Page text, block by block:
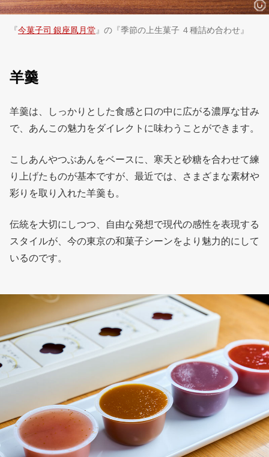
『今菓子司 銀座凮月堂』の『季節の上生菓子 ４種詰め合わせ』
羊羹
羊羹は、しっかりとした食感と口の中に広がる濃厚な甘み
で、あんこの魅力をダイレクトに味わうことができます。
こしあんやつぶあんをベースに、寒天と砂糖を合わせて練
り上げたものが基本ですが、最近では、さまざまな素材や
彩りを取り入れた羊羹も。
伝統を大切にしつつ、自由な発想で現代の感性を表現する
スタイルが、今の東京の和菓子シーンをより魅力的にして
いるのです。